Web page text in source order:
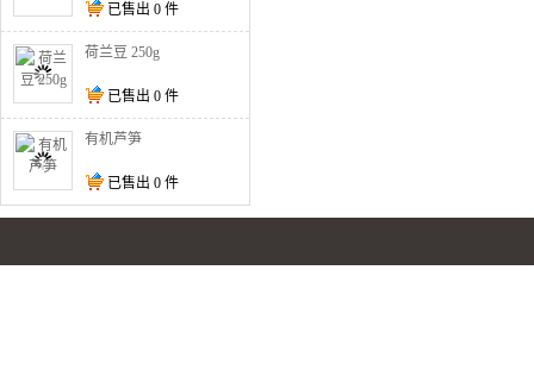
已售出 0 件
荷兰豆 250g
已售出 0 件
有机芦笋
已售出 0 件